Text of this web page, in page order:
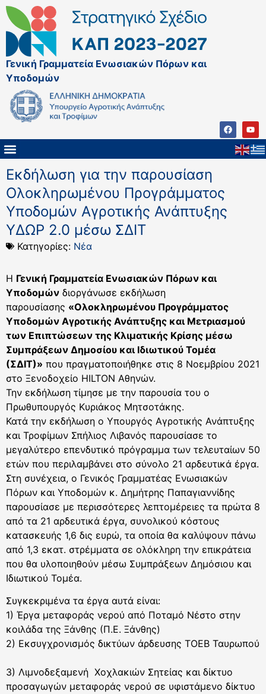
Γενική Γραμματεία Ενωσιακών Πόρων και
Υποδομών
Εκδήλωση για την παρουσίαση
Ολοκληρωμένου Προγράμματος
Υποδομών Αγροτικής Ανάπτυξης
ΥΔΩΡ 2.0 μέσω ΣΔΙΤ
Κατηγορίες: Νέα
Η Γενική Γραμματεία Ενωσιακών Πόρων και
Υποδομών διοργάνωσε εκδήλωση
παρουσίασης «Ολοκληρωμένου Προγράμματος
Υποδομών Αγροτικής Ανάπτυξης και Μετριασμού
των Επιπτώσεων της Κλιματικής Κρίσης μέσω
Συμπράξεων Δημοσίου και Ιδιωτικού Τομέα
(ΣΔΙΤ)» που πραγματοποιήθηκε στις 8 Νοεμβρίου 2021
στο Ξενοδοχείο HILTON Αθηνών.
Την εκδήλωση τίμησε με την παρουσία του ο
Πρωθυπουργός Κυριάκος Μητσοτάκης.
Κατά την εκδήλωση ο Υπουργός Αγροτικής Ανάπτυξης
και Τροφίμων Σπήλιος Λιβανός παρουσίασε το
μεγαλύτερο επενδυτικό πρόγραμμα των τελευταίων 50
ετών που περιλαμβάνει στο σύνολο 21 αρδευτικά έργα.
Στη συνέχεια, ο Γενικός Γραμματέας Ενωσιακών
Πόρων και Υποδομών κ. Δημήτρης Παπαγιαννίδης
παρουσίασε με περισσότερες λεπτομέρειες τα πρώτα 8
από τα 21 αρδευτικά έργα, συνολικού κόστους
κατασκευής 1,6 δις ευρώ, τα οποία θα καλύψουν πάνω
από 1,3 εκατ. στρέμματα σε ολόκληρη την επικράτεια
που θα υλοποιηθούν μέσω Συμπράξεων Δημόσιου και
Ιδιωτικού Τομέα.
Συγκεκριμένα τα έργα αυτά είναι:
1) Έργα μεταφοράς νερού από Ποταμό Νέστο στην
κοιλάδα της Ξάνθης (Π.Ε. Ξάνθης)
2) Εκσυγχρονισμός δικτύων άρδευσης ΤΟΕΒ Ταυρωπού
3) Λιμνοδεξαμενή Χοχλακιών Σητείας και δίκτυο
προσαγωγών μεταφοράς νερού σε υφιστάμενο δίκτυο